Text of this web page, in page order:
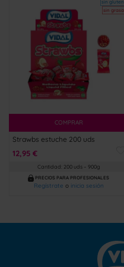
sin gluten
sin grasa
COMPRAR
Strawbs estuche 200 uds
12,95 €
Cantidad: 200 uds – 900g
PRECIOS PARA PROFESIONALES
Regístrate o inicia sesión